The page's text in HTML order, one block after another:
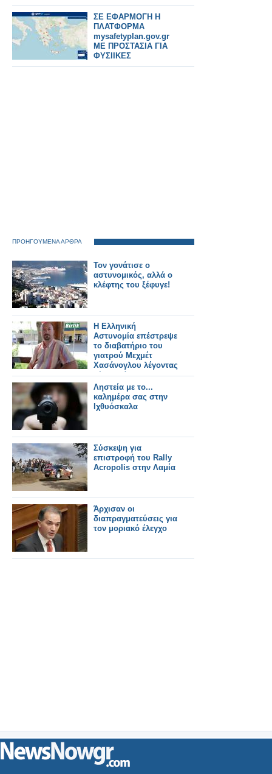
ΣΕ ΕΦΑΡΜΟΓΗ Η
ΠΛΑΤΦΟΡΜΑ
mysafetyplan.gov.gr
ΜΕ ΠΡΟΣΤΑΣΙΑ ΓΙΑ
ΦΥΣΙΙΚΕΣ
ΚΑΤΑΣΤΡΟΦΕΣ
ΠΡΟΗΓΟΥΜΕΝΑ ΑΡΘΡΑ
Toν γονάτισε ο
αστυνομικός, αλλά ο
κλέφτης του ξέφυγε!
Η Ελληνική
Αστυνομία επέστρεψε
το διαβατήριο του
γιατρού Μεχμέτ
Χασάνογλου λέγοντας
“έγινε λάθος”
Ληστεία με το...
καλημέρα σας στην
Ιχθυόσκαλα
Σύσκεψη για
επιστροφή του Rally
Acropolis στην Λαμία
Άρχισαν οι
διαπραγματεύσεις για
τον μοριακό έλεγχο